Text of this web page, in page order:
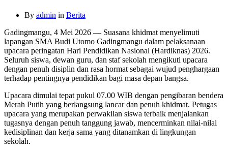
By admin in Berita
Gadingmangu, 4 Mei 2026 — Suasana khidmat menyelimuti
lapangan SMA Budi Utomo Gadingmangu dalam pelaksanaan
upacara peringatan Hari Pendidikan Nasional (Hardiknas) 2026.
Seluruh siswa, dewan guru, dan staf sekolah mengikuti upacara
dengan penuh disiplin dan rasa hormat sebagai wujud penghargaan
terhadap pentingnya pendidikan bagi masa depan bangsa.
Upacara dimulai tepat pukul 07.00 WIB dengan pengibaran bendera
Merah Putih yang berlangsung lancar dan penuh khidmat. Petugas
upacara yang merupakan perwakilan siswa terbaik menjalankan
tugasnya dengan penuh tanggung jawab, mencerminkan nilai-nilai
kedisiplinan dan kerja sama yang ditanamkan di lingkungan
sekolah.